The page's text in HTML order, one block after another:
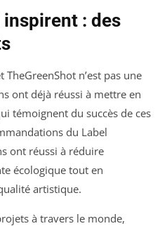
: des
n’est pas une
ont déjà réussi à mettre en
témoignent du succès de ces
du Label
ont réussi à réduire
écologique tout en
artistique.
à travers le monde,